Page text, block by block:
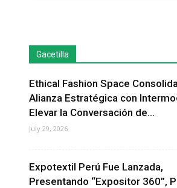
Gacetilla
Ethical Fashion Space
Alianza Estratégica con
Elevar la Conversación de...
July 29, 2026
Expotextil Perú Fue Lanzada,
Presentando “Expositor 360”,